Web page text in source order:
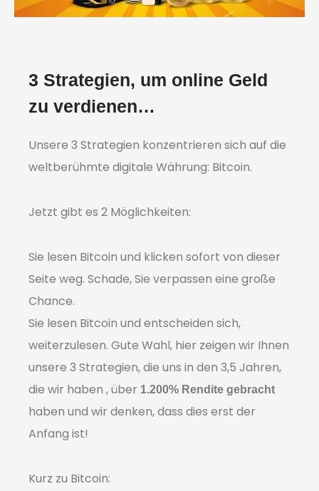
3 Strategien, um online Geld
zu verdienen…
Unsere 3 Strategien konzentrieren sich auf die
weltberühmte digitale Währung: Bitcoin.
Jetzt gibt es 2 Möglichkeiten:
Sie lesen Bitcoin und klicken sofort von dieser
Seite weg. Schade, Sie verpassen eine große
Chance.
Sie lesen Bitcoin und entscheiden sich,
weiterzulesen. Gute Wahl, hier zeigen wir Ihnen
unsere 3 Strategien, die uns in den 3,5 Jahren,
die wir haben , über 1.200% Rendite gebracht
haben und wir denken, dass dies erst der
Anfang ist!
Kurz zu Bitcoin: